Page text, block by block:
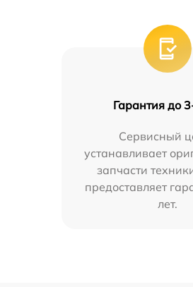
Гарантия до
Сервисный
устанавливает
запчасти
предоставляет
лет.